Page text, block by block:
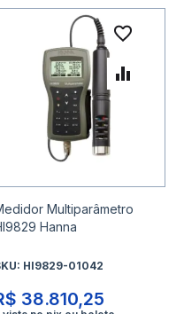
à lista de
para Comparar
Multiparâmetro
Hanna
HI9829-01042
38.810,25